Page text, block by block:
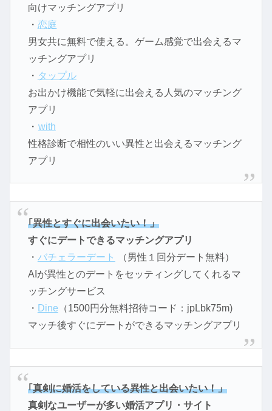
向けマッチングアプリ
・ 恋庭
男女共に無料で使える。ゲーム感覚で出会えるマ
ッチングアプリ
・ タップル
お出かけ機能で気軽に出会える人気のマッチング
アプリ
・ with
性格診断で相性のいい異性と出会えるマッチング
アプリ
｢異性とすぐに出会いたい！」
すぐにデートできるマッチングアプリ
・ バチェラーデート
（男性１回分デート無料）
AIが異性とのデートをセッティングしてくれるマ
ッチングサービス
・ Dine （1500円分無料招待コード：jpLbk75m)
マッチ後すぐにデートができるマッチングアプリ
｢真剣に婚活をしている異性と出会いたい！」
真剣なユーザーが多い婚活アプリ・サイト